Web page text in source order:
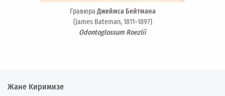
ГравюраДжеймса Бейтмана
(James Bateman, 1811–1897)
Odontoglossum Roezlii
Жане Киримизе